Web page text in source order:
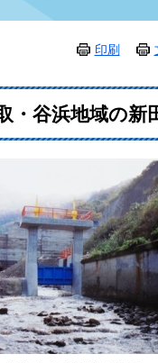
印刷
谷浜地域の新